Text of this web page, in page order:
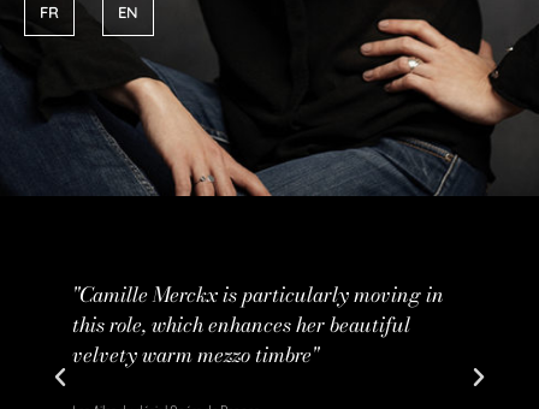
FR EN
"Camille Merckx is particularly moving in
this role, which enhances her beautiful
velvety warm mezzo timbre"